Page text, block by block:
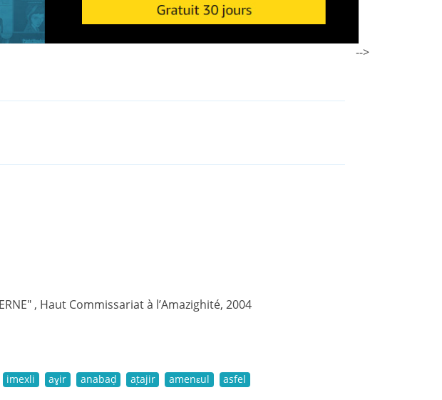
, Haut Commissariat à l’Amazighité, 2004
imexli aɣir anabaḍ aṭajir amenɛul asfel
-->